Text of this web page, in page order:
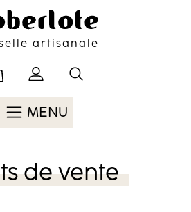
artisanale
MENU
de vente